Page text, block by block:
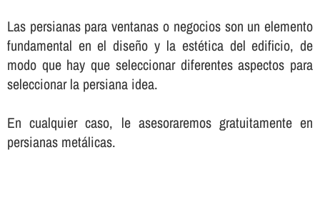
Las persianas para ventanas o negocios son un elemento
fundamental en el diseño y la estética del edificio, de
modo que hay que seleccionar diferentes aspectos para
seleccionar la persiana idea.
En cualquier caso, le asesoraremos gratuitamente en
persianas metálicas.